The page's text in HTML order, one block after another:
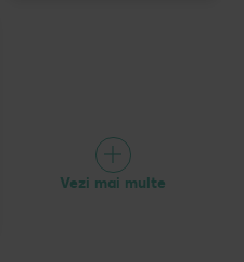
Vezi mai multe